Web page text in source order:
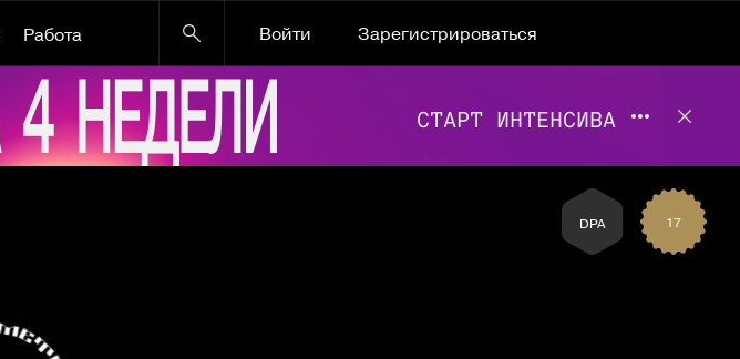
Работа Войти
Зарегистрироваться
DPA 17